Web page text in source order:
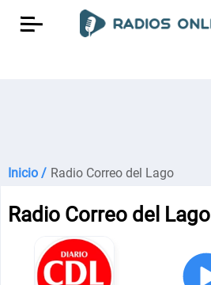
Inicio / Radio Correo del Lago
Radio Correo del Lago